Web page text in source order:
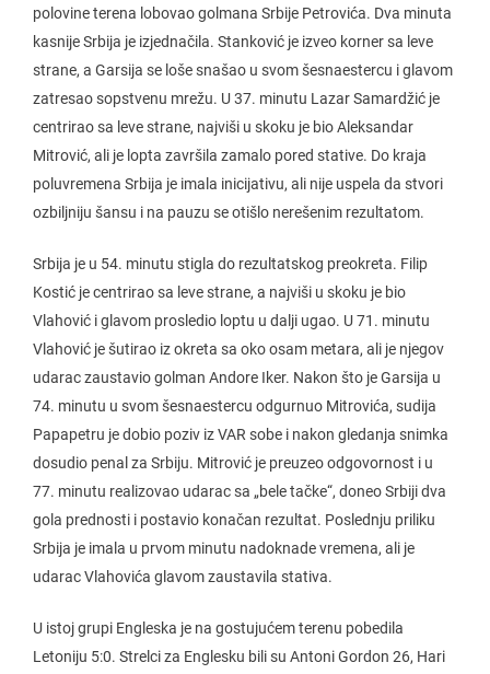
polovine terena lobovao golmana Srbije Petrovića. Dva minuta
kasnije Srbija je izjednačila. Stanković je izveo korner sa leve
strane, a Garsija se loše snašao u svom šesnaestercu i glavom
zatresao sopstvenu mrežu. U 37. minutu Lazar Samardžić je
centrirao sa leve strane, najviši u skoku je bio Aleksandar
Mitrović, ali je lopta završila zamalo pored stative. Do kraja
poluvremena Srbija je imala inicijativu, ali nije uspela da stvori
ozbiljniju šansu i na pauzu se otišlo nerešenim rezultatom.
Srbija je u 54. minutu stigla do rezultatskog preokreta. Filip
Kostić je centrirao sa leve strane, a najviši u skoku je bio
Vlahović i glavom prosledio loptu u dalji ugao. U 71. minutu
Vlahović je šutirao iz okreta sa oko osam metara, ali je njegov
udarac zaustavio golman Andore Iker. Nakon što je Garsija u
74. minutu u svom šesnaestercu odgurnuo Mitrovića, sudija
Papapetru je dobio poziv iz VAR sobe i nakon gledanja snimka
dosudio penal za Srbiju. Mitrović je preuzeo odgovornost i u
77. minutu realizovao udarac sa „bele tačke“, doneo Srbiji dva
gola prednosti i postavio konačan rezultat. Poslednju priliku
Srbija je imala u prvom minutu nadoknade vremena, ali je
udarac Vlahovića glavom zaustavila stativa.
U istoj grupi Engleska je na gostujućem terenu pobedila
Letoniju 5:0. Strelci za Englesku bili su Antoni Gordon 26, Hari